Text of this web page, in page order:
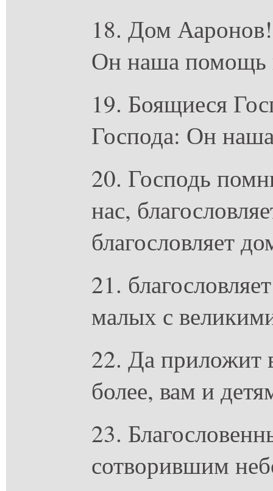
18. Дом
Он наша
19. Боящиеся
Господа: Он
20. Господь
нас,
благословляет
21.
малых с
22. Да приложит
более, вам и
23.
сотворившим